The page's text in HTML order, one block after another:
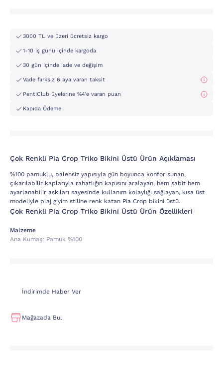
3000 TL ve üzeri ücretsiz kargo
1-10 iş günü içinde kargoda
30 gün içinde iade ve değişim
Vade farksız 6 aya varan taksit
PentiClub üyelerine %4'e varan puan
Kapıda Ödeme
Çok Renkli Pia Crop Triko Bikini Üstü Ürün Açıklaması
%100 pamuklu, balensiz yapısıyla gün boyunca konfor sunan,
çıkarılabilir kaplarıyla rahatlığın kapısını aralayan, hem sabit hem
ayarlanabilir askıları sayesinde kullanım kolaylığı sağlayan, kısa üst
modeliyle plaj giyim stiline renk katan Pia Crop bikini üstü.
Çok Renkli Pia Crop Triko Bikini Üstü Ürün Özellikleri
Malzeme
Ana Kumaş: Pamuk %100
İndirimde Haber Ver
Mağazada Bul